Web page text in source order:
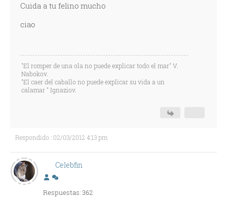
Cuida a tu felino mucho
ciao
"El romper de una ola no puede explicar todo el mar" V.
Nabokov.
"El caer del caballo no puede explicar su vida a un
calamar " Ignaziov.
Respondido : 02/03/2012 4:13 pm
Celebfin
Respuestas: 362